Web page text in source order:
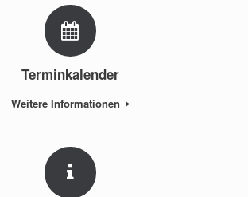
Terminkalender
Weitere Informationen